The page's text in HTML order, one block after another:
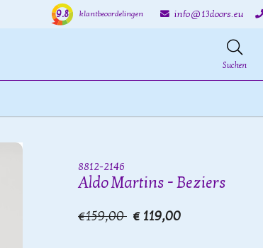
9.8 klantbeoordelingen info@13doors.eu
Suchen
8812-2146
Aldo Martins - Beziers
€159,00 € 119,00